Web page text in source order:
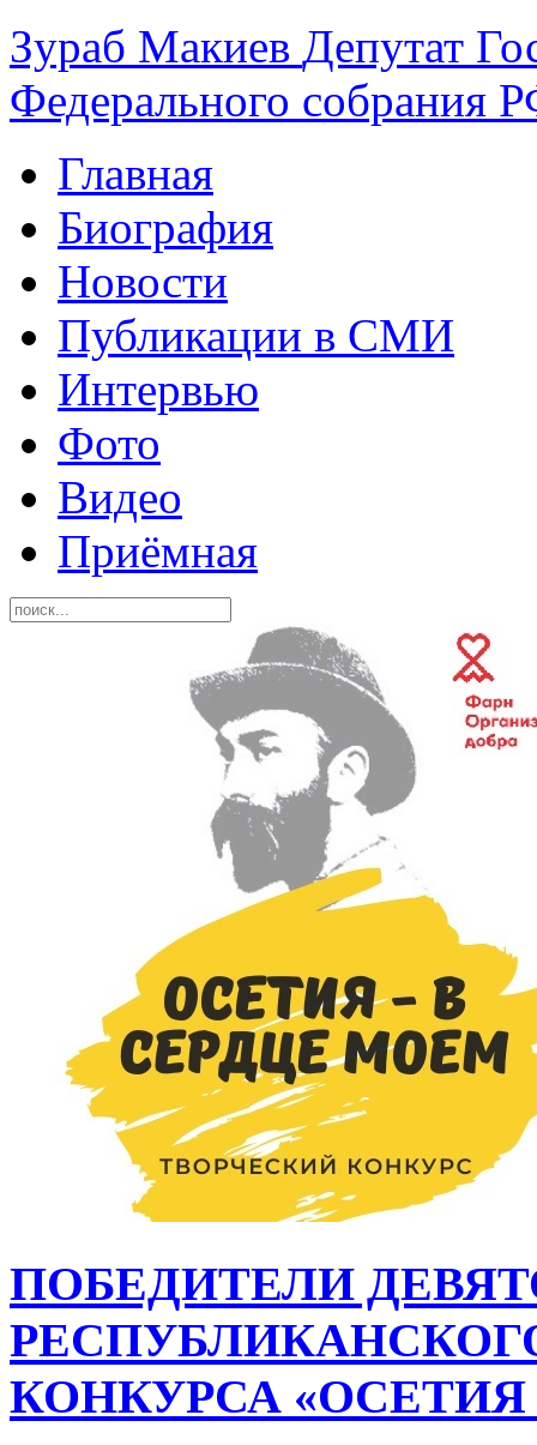
Зураб Макиев Депутат
Федерального собрания
Главная
Биография
Новости
Публикации в СМИ
Интервью
Фото
Видео
Приёмная
ПОБЕДИТЕЛИ
КОНКУРСА